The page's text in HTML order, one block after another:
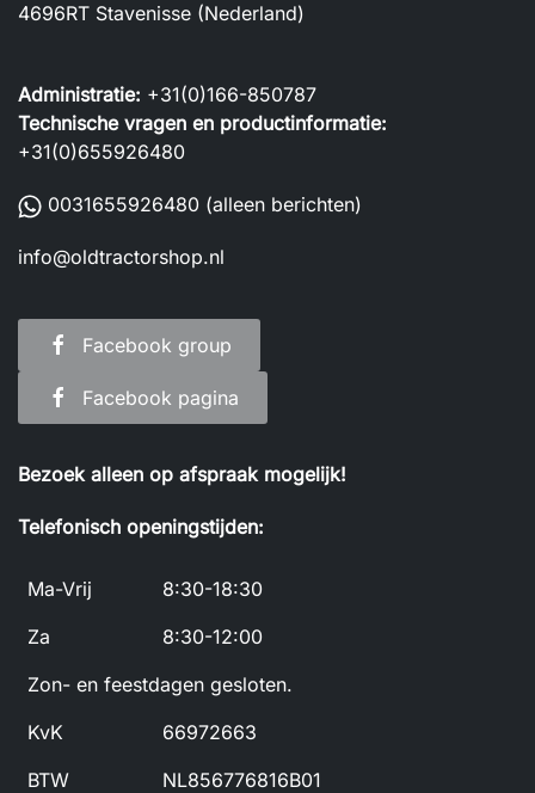
4696RT Stavenisse (Nederland)
Administratie: +31(0)166-850787
Technische vragen en productinformatie:
+31(0)655926480
0031655926480 (alleen berichten)
info@oldtractorshop.nl
Facebook group
Facebook pagina
Bezoek alleen op afspraak mogelijk!
Telefonisch openingstijden:
Ma-Vrij
8:30-18:30
Za
8:30-12:00
Zon- en feestdagen gesloten.
KvK
66972663
BTW
NL856776816B01